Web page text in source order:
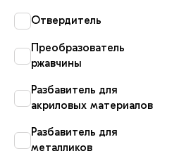
Отвердитель
Преобразователь
ржавчины
Разбавитель для
акриловых материалов
Разбавитель для
металликов